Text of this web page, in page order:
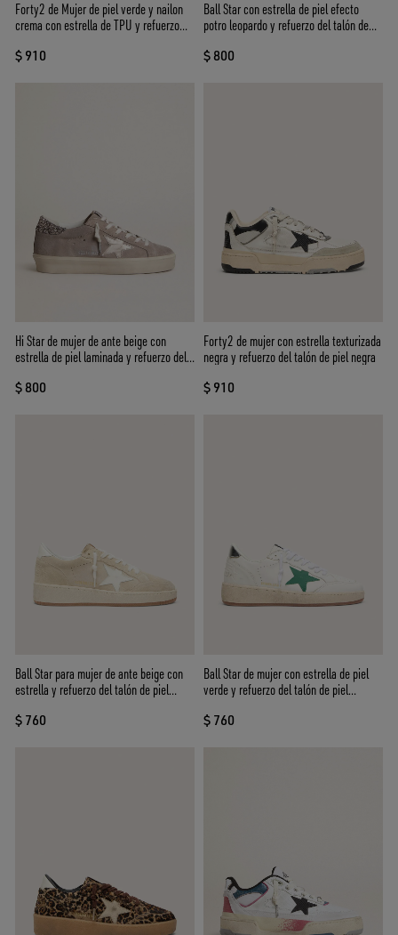
Forty2 de Mujer de piel verde y nailon
crema con estrella de TPU y refuerzo
$ 910
Ball Star con estrella de piel efecto
potro leopardo y refuerzo del talón de
$ 800
Hi Star de mujer de ante beige con
estrella de piel laminada y refuerzo del
$ 800
Forty2 de mujer con estrella texturizada
negra y refuerzo del talón de piel negra
$ 910
Ball Star para mujer de ante beige con
estrella y refuerzo del talón de piel
$ 760
Ball Star de mujer con estrella de piel
verde y refuerzo del talón de piel
$ 760